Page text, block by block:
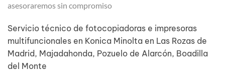
asesoraremos sin compromiso
Servicio técnico de fotocopiadoras e impresoras
multifuncionales en Konica Minolta en Las Rozas de
Madrid, Majadahonda, Pozuelo de Alarcón, Boadilla
del Monte